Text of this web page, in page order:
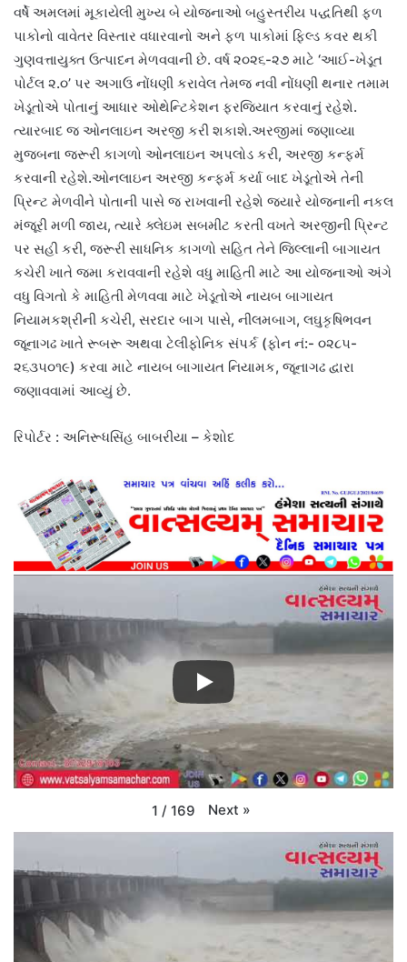
વર્ષે અમલમાં મૂકાયેલી મુખ્ય બે યોજનાઓ બહુસ્તરીય પદ્ધતિથી ફળ
પાકોનો વાવેતર વિસ્તાર વધારવાનો અને ફળ પાકોમાં ફિલ્ડ કવર થકી
ગુણવત્તાયુક્ત ઉત્પાદન મેળવવાની છે. વર્ષ ૨૦૨૬-૨૭ માટે ‘આઈ-ખેડૂત
પોર્ટલ ૨.૦’ પર અગાઉ નોંધણી કરાવેલ તેમજ નવી નોંધણી થનાર તમામ
ખેડૂતોએ પોતાનું આધાર ઓથેન્ટિકેશન ફરજિયાત કરવાનું રહેશે.
ત્યારબાદ જ ઓનલાઇન અરજી કરી શકાશે.અરજીમાં જણાવ્યા
મુજબના જરૂરી કાગળો ઓનલાઇન અપલોડ કરી, અરજી કન્ફર્મ
કરવાની રહેશે.ઓનલાઇન અરજી કન્ફર્મ કર્યા બાદ ખેડૂતોએ તેની
પ્રિન્ટ મેળવીને પોતાની પાસે જ રાખવાની રહેશે જ્યારે યોજનાની નકલ
મંજૂરી મળી જાય, ત્યારે ક્લેઇમ સબમીટ કરતી વખતે અરજીની પ્રિન્ટ
પર સહી કરી, જરૂરી સાધનિક કાગળો સહિત તેને જિલ્લાની બાગાયત
કચેરી ખાતે જમા કરાવવાની રહેશે વધુ માહિતી માટે આ યોજનાઓ અંગે
વધુ વિગતો કે માહિતી મેળવવા માટે ખેડૂતોએ નાયબ બાગાયત
નિયામકશ્રીની કચેરી, સરદાર બાગ પાસે, નીલમબાગ, લઘુકૃષિભવન
જૂનાગઢ ખાતે રૂબરૂ અથવા ટેલીફોનિક સંપર્ક (ફોન નં:- ૦૨૮૫-
૨૬૩૫૦૧૯) કરવા માટે નાયબ બાગાયત નિયામક, જૂનાગઢ દ્વારા
જણાવવામાં આવ્યું છે.
રિપોર્ટર : અનિરૂધસિંહ બાબરીયા – કેશોદ
1 / 169 Next »